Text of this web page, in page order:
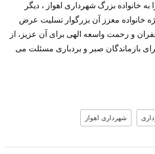
به خانواده بزرگ شهرداری اهواز ، دیگر
خانواده معزز آن بزرگوار تسلیت عرض
و رحمت واسعه الهی برای آن عزیز، از
بازماندگان صبر و بردباری مسئلت می
شهرداری اهواز